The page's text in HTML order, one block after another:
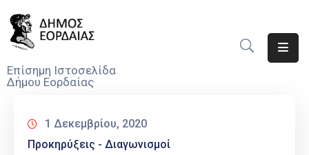
Επίσημη Ιστοσελίδα
Δήμου Εορδαίας
Νέα
1 Δεκεμβρίου, 2020
Προκηρύξεις - Διαγωνισμοί